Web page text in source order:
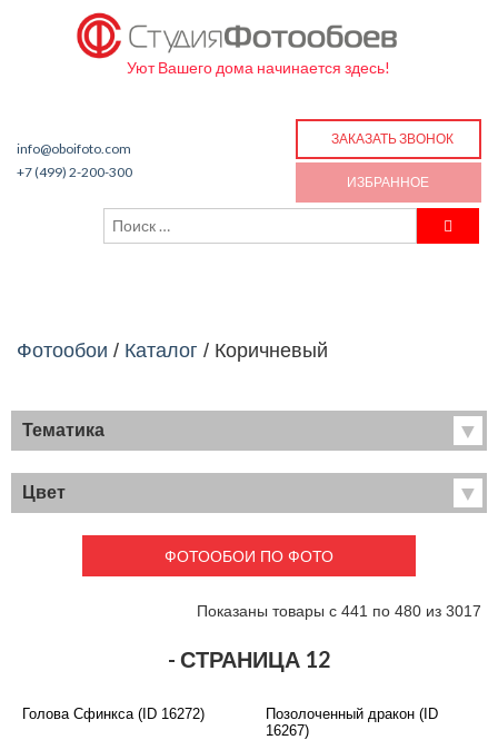
Уют Вашего дома начинается здесь!
info@oboifoto.com
+7 (499) 2-200-300
ЗАКАЗАТЬ ЗВОНОК
ИЗБРАННОЕ
Фотообои / Каталог / Коричневый
Тематика
Хиты продаж
Фрески
Детские
Карты
Перспектива
Города
Живопись
Животный мир
Еда и напитки
Архитектура
Цвет
ФОТООБОИ ПО ФОТО
Показаны товары с 441 по 480 из 3017
- СТРАНИЦА 12
Голова Сфинкса (ID 16272)
Позолоченный дракон (ID
16267)